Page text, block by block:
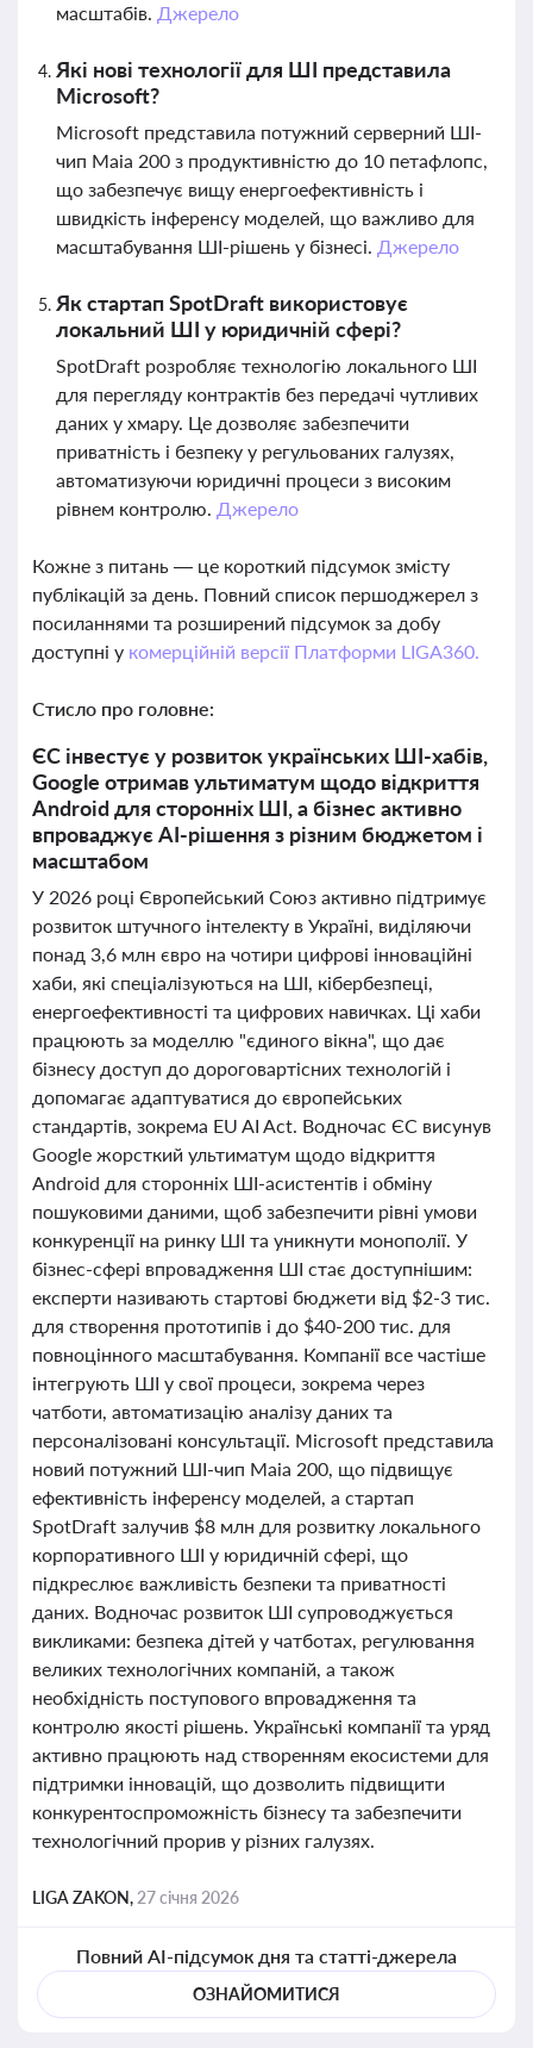
масштабів. Джерело
Які нові технології для ШІ представила
Microsoft?
Microsoft представила потужний серверний ШІ-
чип Maia 200 з продуктивністю до 10 петафлопс,
що забезпечує вищу енергоефективність і
швидкість інференсу моделей, що важливо для
масштабування ШІ-рішень у бізнесі. Джерело
Як стартап SpotDraft використовує
локальний ШІ у юридичній сфері?
SpotDraft розробляє технологію локального ШІ
для перегляду контрактів без передачі чутливих
даних у хмару. Це дозволяє забезпечити
приватність і безпеку у регульованих галузях,
автоматизуючи юридичні процеси з високим
рівнем контролю. Джерело
Кожне з питань — це короткий підсумок змісту
публікацій за день. Повний список першоджерел з
посиланнями та розширений підсумок за добу
доступні у комерційній версії Платформи LIGA360.
Стисло про головне:
ЄС інвестує у розвиток українських ШІ-хабів,
Google отримав ультиматум щодо відкриття
Android для сторонніх ШІ, а бізнес активно
впроваджує AI-рішення з різним бюджетом і
масштабом
У 2026 році Європейський Союз активно підтримує
розвиток штучного інтелекту в Україні, виділяючи
понад 3,6 млн євро на чотири цифрові інноваційні
хаби, які спеціалізуються на ШІ, кібербезпеці,
енергоефективності та цифрових навичках. Ці хаби
працюють за моделлю "єдиного вікна", що дає
бізнесу доступ до дороговартісних технологій і
допомагає адаптуватися до європейських
стандартів, зокрема EU AI Act. Водночас ЄС висунув
Google жорсткий ультиматум щодо відкриття
Android для сторонніх ШІ-асистентів і обміну
пошуковими даними, щоб забезпечити рівні умови
конкуренції на ринку ШІ та уникнути монополії. У
бізнес-сфері впровадження ШІ стає доступнішим:
експерти називають стартові бюджети від $2-3 тис.
для створення прототипів і до $40-200 тис. для
повноцінного масштабування. Компанії все частіше
інтегрують ШІ у свої процеси, зокрема через
чатботи, автоматизацію аналізу даних та
персоналізовані консультації. Microsoft представила
новий потужний ШІ-чип Maia 200, що підвищує
ефективність інференсу моделей, а стартап
SpotDraft залучив $8 млн для розвитку локального
корпоративного ШІ у юридичній сфері, що
підкреслює важливість безпеки та приватності
даних. Водночас розвиток ШІ супроводжується
викликами: безпека дітей у чатботах, регулювання
великих технологічних компаній, а також
необхідність поступового впровадження та
контролю якості рішень. Українські компанії та уряд
активно працюють над створенням екосистеми для
підтримки інновацій, що дозволить підвищити
конкурентоспроможність бізнесу та забезпечити
технологічний прорив у різних галузях.
LIGA ZAKON, 27 січня 2026
Повний AI-підсумок дня та статті-джерела
ОЗНАЙОМИТИСЯ